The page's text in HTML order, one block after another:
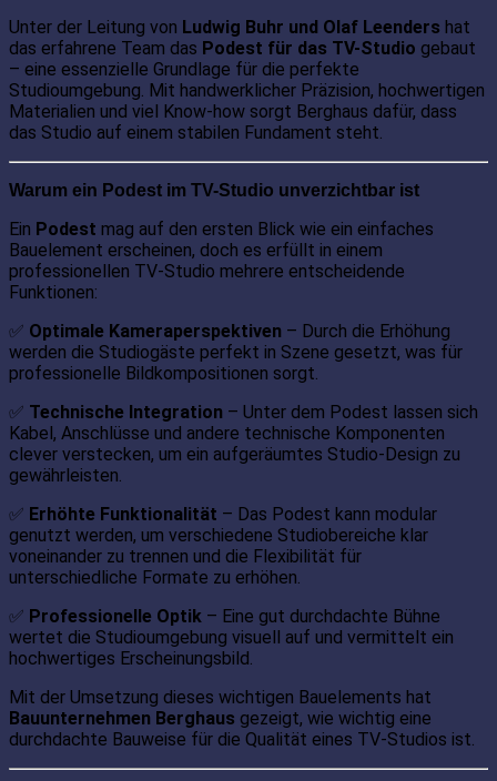
Unter der Leitung von Ludwig Buhr und Olaf Leenders hat
das erfahrene Team das Podest für das TV-Studio gebaut
– eine essenzielle Grundlage für die perfekte
Studioumgebung. Mit handwerklicher Präzision, hochwertigen
Materialien und viel Know-how sorgt Berghaus dafür, dass
das Studio auf einem stabilen Fundament steht.
Warum ein Podest im TV-Studio unverzichtbar ist
Ein Podest mag auf den ersten Blick wie ein einfaches
Bauelement erscheinen, doch es erfüllt in einem
professionellen TV-Studio mehrere entscheidende
Funktionen:
✅ Optimale Kameraperspektiven – Durch die Erhöhung
werden die Studiogäste perfekt in Szene gesetzt, was für
professionelle Bildkompositionen sorgt.
✅ Technische Integration – Unter dem Podest lassen sich
Kabel, Anschlüsse und andere technische Komponenten
clever verstecken, um ein aufgeräumtes Studio-Design zu
gewährleisten.
✅ Erhöhte Funktionalität – Das Podest kann modular
genutzt werden, um verschiedene Studiobereiche klar
voneinander zu trennen und die Flexibilität für
unterschiedliche Formate zu erhöhen.
✅ Professionelle Optik – Eine gut durchdachte Bühne
wertet die Studioumgebung visuell auf und vermittelt ein
hochwertiges Erscheinungsbild.
Mit der Umsetzung dieses wichtigen Bauelements hat
Bauunternehmen Berghaus gezeigt, wie wichtig eine
durchdachte Bauweise für die Qualität eines TV-Studios ist.